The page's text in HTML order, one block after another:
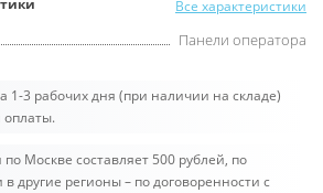
Все характеристики
Панели оператора
1-3 рабочих дня (при наличии на складе)
оплаты.
Москве составляет 500 рублей, по
другие регионы – по договоренности с